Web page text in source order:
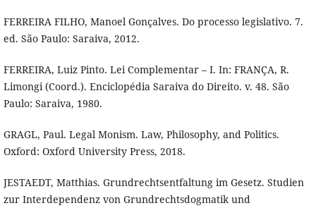
FERREIRA FILHO, Manoel Gonçalves. Do processo legislativo. 7.
ed. São Paulo: Saraiva, 2012.
FERREIRA, Luiz Pinto. Lei Complementar – I. In: FRANÇA, R.
Limongi (Coord.). Enciclopédia Saraiva do Direito. v. 48. São
Paulo: Saraiva, 1980.
GRAGL, Paul. Legal Monism. Law, Philosophy, and Politics.
Oxford: Oxford University Press, 2018.
JESTAEDT, Matthias. Grundrechtsentfaltung im Gesetz. Studien
zur Interdependenz von Grundrechtsdogmatik und